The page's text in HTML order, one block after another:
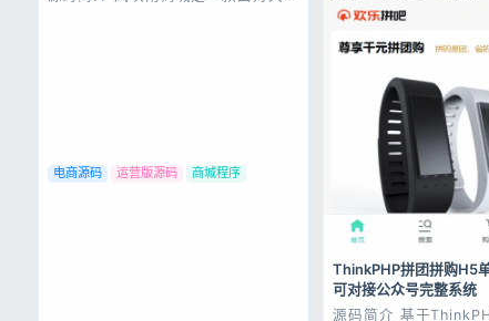
电商源码 运营版源码 商城程序
ThinkPHP拼团拼购H5
可对接公众号完整系统
源码简介 基于